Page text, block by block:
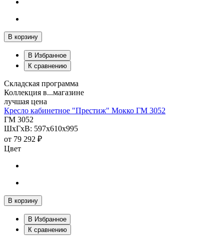
В корзину
В Избранное
К сравнению
Складская программа
Коллекция в...магазине
лучшая цена
Кресло кабинетное "Престиж" Мокко ГМ 3052
ГМ 3052
ШхГхВ: 597х610х995
от 79 292 ₽
Цвет
В корзину
В Избранное
К сравнению